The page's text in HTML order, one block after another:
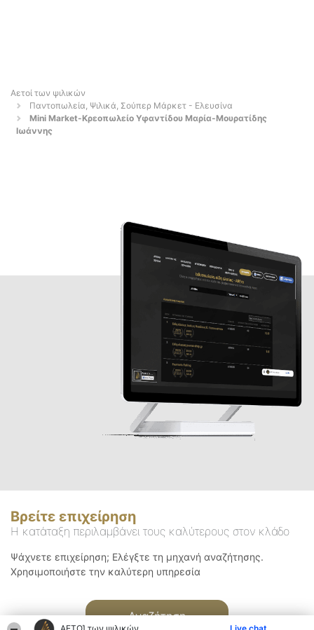
Αετοί των ψιλικών
Παντοπωλεία, Ψιλικά, Σούπερ Μάρκετ - Ελευσίνα
Mini Market-Κρεοπωλείο Υφαντίδου Μαρία-Μουρατίδης
Ιωάννης
Βρείτε επιχείρηση
Η κατάταξη περιλαμβάνει τους καλύτερους στον κλάδο
Ψάχνετε επιχείρηση; Ελέγξτε τη μηχανή αναζήτησης.
Χρησιμοποιήστε την καλύτερη υπηρεσία
Αναζήτηση